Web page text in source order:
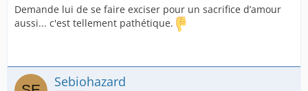
Demande lui de se faire exciser pour un sacrifice d’amour
aussi... c'est tellement pathétique.
Sebiohazard